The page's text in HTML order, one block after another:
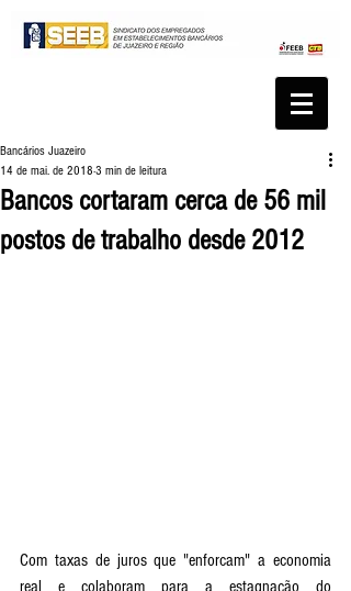
Bancos cortaram cerca de 56 mil
postos de trabalho desde 2012
Bancários Juazeiro
14 de mai. de 2018 3 min de leitura
Com taxas de juros que "enforcam" a economia
real e colaboram para a estagnação do